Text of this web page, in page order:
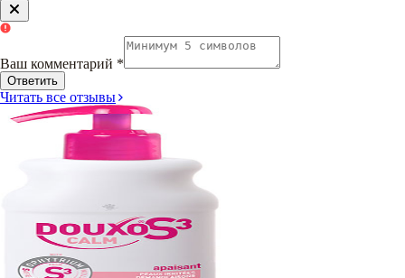
Ваш комментарий *
Ответить
Читать все отзывы